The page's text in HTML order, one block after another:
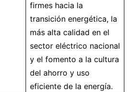
firmes hacia la
transición energética, la
más alta calidad en el
sector eléctrico nacional
y el fomento a la cultura
del ahorro y uso
eficiente de la energía.